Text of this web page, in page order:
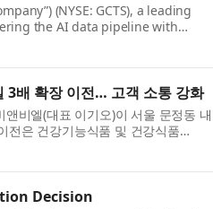
(NYSE: GCTS), a leading
the AI data pipeline with
will release its financial
3배 확장 이전… 고객 소통 강화
비엘(대표 이기오)이 서울 문정동 내
전은 건강기능식품 및 건강식품
. 비앤비엘은 상품 기획부터 R&D...
Decision